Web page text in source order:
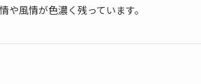
や風情が色濃く残っています。